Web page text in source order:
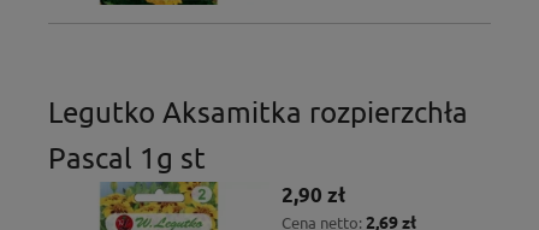
Legutko Aksamitka rozpierzchła
Pascal 1g st
2,90 zł
Cena netto: 2,69 zł